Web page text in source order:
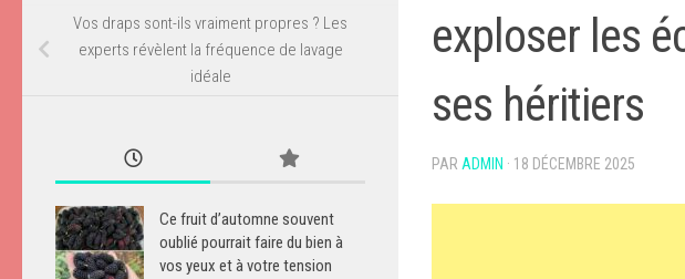
exploser les
ses héritiers
PAR ADMIN · 18 DÉCEMBRE 2025
Vos draps sont-ils vraiment propres ? Les
experts révèlent la fréquence de lavage
idéale
Ce fruit d’automne souvent
oublié pourrait faire du bien à
vos yeux et à votre tension